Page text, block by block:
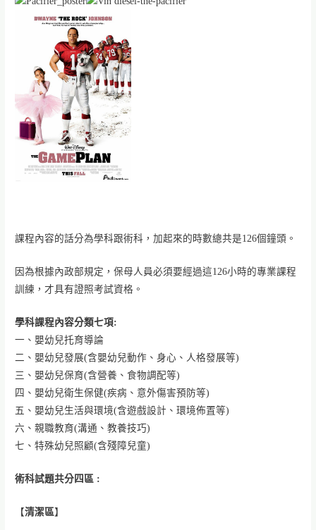
課程內容的話分為學科跟術科，加起來的時數總共是126個鐘頭。
因為根據內政部規定，保母人員必須要經過這126小時的專業課程
訓練，才具有證照考試資格。
學科課程內容分類七項:
一、嬰幼兒托育導論
二、嬰幼兒發展(含嬰幼兒動作、身心、人格發展等)
三、嬰幼兒保育(含營養、食物調配等)
四、嬰幼兒衛生保健(疾病、意外傷害預防等)
五、嬰幼兒生活與環境(含遊戲設計、環境佈置等)
六、親職教育(溝通、教養技巧)
七、特殊幼兒照顧(含殘障兒童)
術科試題共分四區 :
【清潔區】